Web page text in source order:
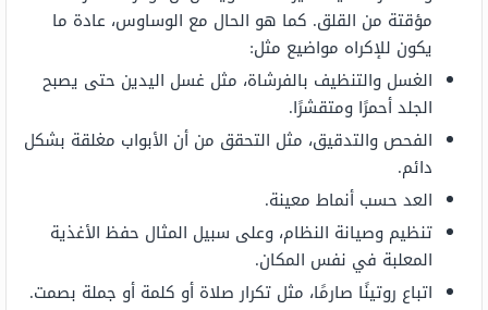
مؤقتة من القلق. كما هو الحال مع الوساوس، عادة ما
يكون للإكراه مواضيع مثل:
الغسل والتنظيف بالفرشاة، مثل غسل اليدين حتى يصبح
الجلد أحمرًا ومتقشرًا.
الفحص والتدقيق، مثل التحقق من أن الأبواب مغلقة بشكل
دائم.
العد حسب أنماط معينة.
تنظيم وصيانة النظام، وعلى سبيل المثال حفظ الأغذية
المعلبة في نفس المكان.
اتباع روتينًا صارمًا، مثل تكرار صلاة أو كلمة أو جملة بصمت.